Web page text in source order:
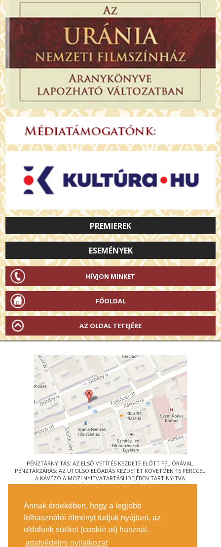
Annak érdekében, hogy a legjobb
felhasználói élményt tudjuk nyújtani, az
oldalunk sütiket (cookie-at) használ.
adatvédelmi nyilatkozat
PREMIEREK
ESEMÉNYEK
HÍVJON MINKET
FŐOLDAL
AZ OLDAL TETEJÉRE
PÉNZTÁRNYITÁS: AZ ELSŐ VETÍTÉS KEZDETE ELŐTT FÉL ÓRÁVAL.
PÉNZTÁRZÁRÁS: AZ UTOLSÓ ELŐADÁS KEZDETÉT KÖVETŐEN 15 PERCCEL.
A KÁVÉZÓ A MOZI NYITVATARTÁSI IDEJÉBEN TART NYITVA.
© URÁNIA NEMZETI FILMSZÍNHÁZ
1088 BUDAPEST, RÁKÓCZI ÚT 21.
MEGKÖZELÍTÉS
JEGYINFORMÁCIÓ
ÍRJON NEKÜNK!